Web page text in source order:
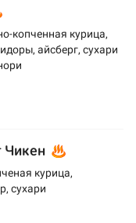
копченная курица,
айсберг, сухари
Чикен
курица,
сухари